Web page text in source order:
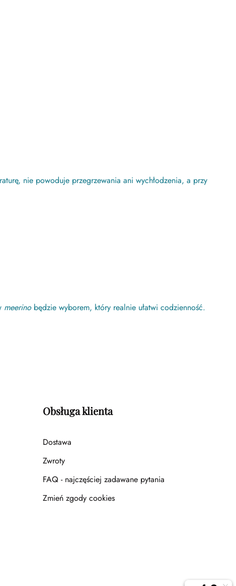
nie powoduje przegrzewania ani wychłodzenia, a przy
meerinobędzie wyborem, który realnie ułatwi codzienność.
Obsługa klienta
Dostawa
Zwroty
FAQ - najczęściej zadawane pytania
Zmień zgody cookies